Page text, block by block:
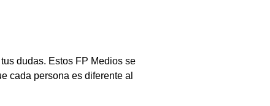
dudas. Estos FP Medios se
cada persona es diferente al